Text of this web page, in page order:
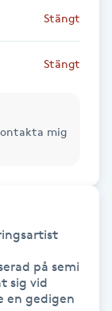
Stängt
Stängt
mig
på semi
sig vid
en gedigen